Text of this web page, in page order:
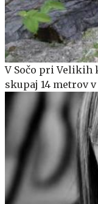
V Sočo pri Velikih
skupaj 14 metrov